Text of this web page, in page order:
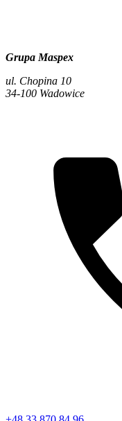
Grupa Maspex
ul. Chopina 10
34-100 Wadowice